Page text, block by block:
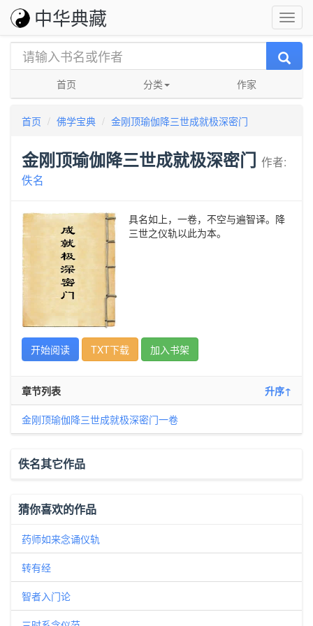
中华典藏
首页 分类 作家
首页 佛学宝典 金刚顶瑜伽降三世成就极深密门
金刚顶瑜伽降三世成就极深密门 作者:
佚名
具名如上，一卷，不空与遍智译。降
三世之仪轨以此为本。
开始阅读 TXT下载 加入书架
章节列表 升序↑
金刚顶瑜伽降三世成就极深密门一卷
佚名其它作品
猜你喜欢的作品
药师如来念诵仪轨
转有经
智者入门论